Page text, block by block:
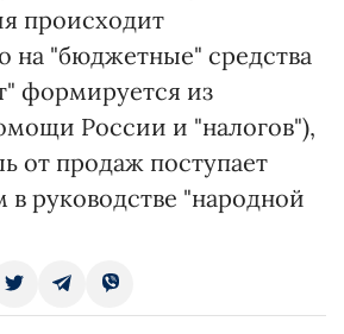
происходит
на "бюджетные" средства
формируется из
России и "налогов"),
от продаж поступает
руководстве "народной